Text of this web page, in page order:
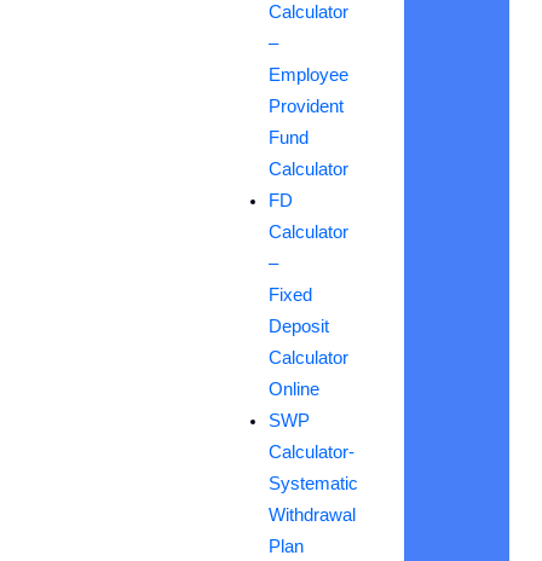
Calculator
–
Employee
Provident
Fund
Calculator
FD
Calculator
–
Fixed
Deposit
Calculator
Online
SWP
Calculator-
Systematic
Withdrawal
Plan